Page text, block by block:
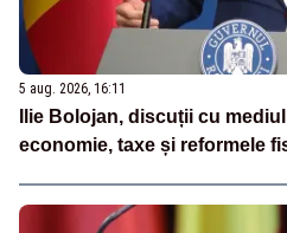
5 aug. 2026, 16:11
Ilie Bolojan, discuții cu
economie, taxe și reformele